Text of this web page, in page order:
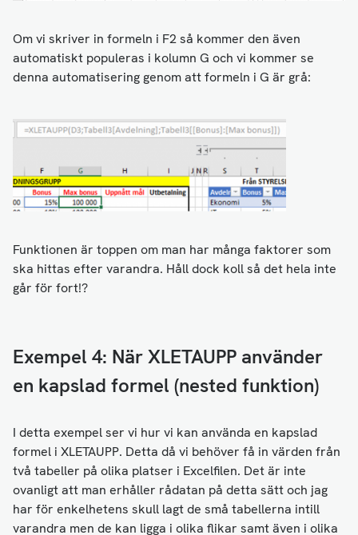
Om vi skriver in formeln i F2 så kommer den även
automatiskt populeras i kolumn G och vi kommer se
denna automatisering genom att formeln i G är grå:
Funktionen är toppen om man har många faktorer som
ska hittas efter varandra. Håll dock koll så det hela inte
går för fort!?
Exempel 4: När XLETAUPP använder
en kapslad formel (nested funktion)
I detta exempel ser vi hur vi kan använda en kapslad
formel i XLETAUPP. Detta då vi behöver få in värden från
två tabeller på olika platser i Excelfilen. Det är inte
ovanligt att man erhåller rådatan på detta sätt och jag
har för enkelhetens skull lagt de små tabellerna intill
varandra men de kan ligga i olika flikar samt även i olika